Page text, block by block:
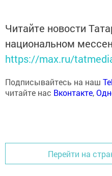
Читайте новости
национальном
https://max.ru/
Подписывайтесь на наш
читайте нас Вконтакте,
Перейти на